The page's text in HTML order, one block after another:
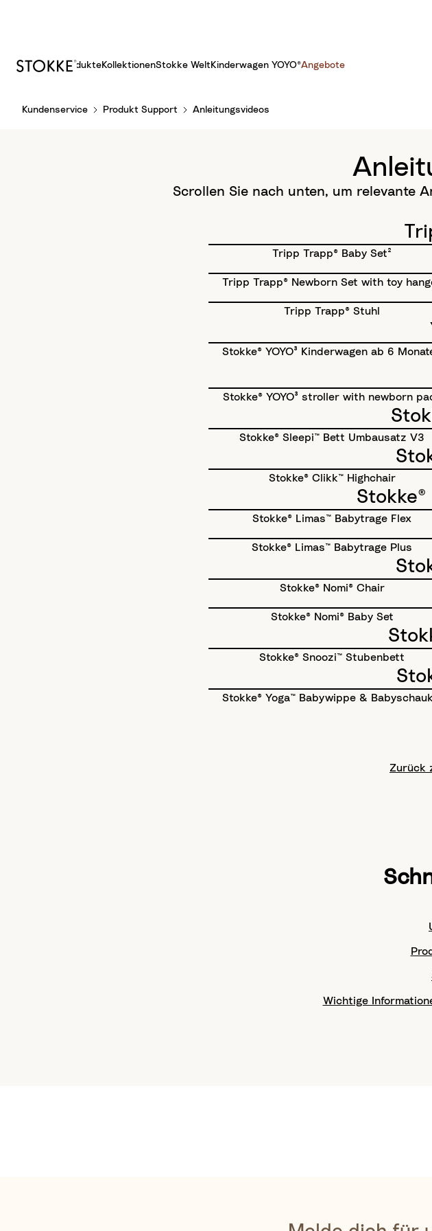
ProdukteKollektionenStokke WeltKinderwagen YOYO®Angebote
Kundenservice Produkt Support Anleitungsvideos
Scrollen Sie nach unten, um relevante
Tripp Trapp® Baby Set²
Tripp Trapp® Newborn Set with toy
Tripp Trapp® Stuhl
Stokke® YOYO³ Kinderwagen ab 6
Stokke® YOYO³ stroller with newborn
Stokke® Sleepi™ Bett Umbausatz V3
Stokke® Clikk™ Highchair
Stokke® Limas™ Babytrage Flex
Stokke® Limas™ Babytrage Plus
Stokke® Nomi® Chair
Stokke® Nomi® Baby Set
Stokke® Snoozi™ Stubenbett
Stokke® Yoga™ Babywippe &
Zurück
Wichtige